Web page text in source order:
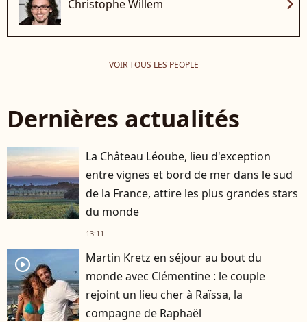
Christophe Willem chevron_right
VOIR TOUS LES PEOPLE
Dernières actualités
La Château Léoube, lieu d'exception
entre vignes et bord de mer dans le sud
de la France, attire les plus grandes stars
du monde
13:11
player2
Martin Kretz en séjour au bout du
monde avec Clémentine : le couple
rejoint un lieu cher à Raïssa, la
compagne de Raphaël